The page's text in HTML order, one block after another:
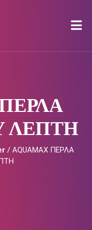
ΛΕΠΤΗ
/ AQUAMΑΧ ΠΕΡΛΑ